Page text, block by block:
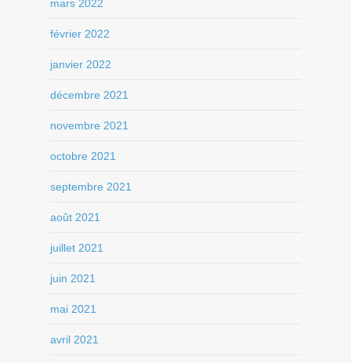
mars 2022
février 2022
janvier 2022
décembre 2021
novembre 2021
octobre 2021
septembre 2021
août 2021
juillet 2021
juin 2021
mai 2021
avril 2021